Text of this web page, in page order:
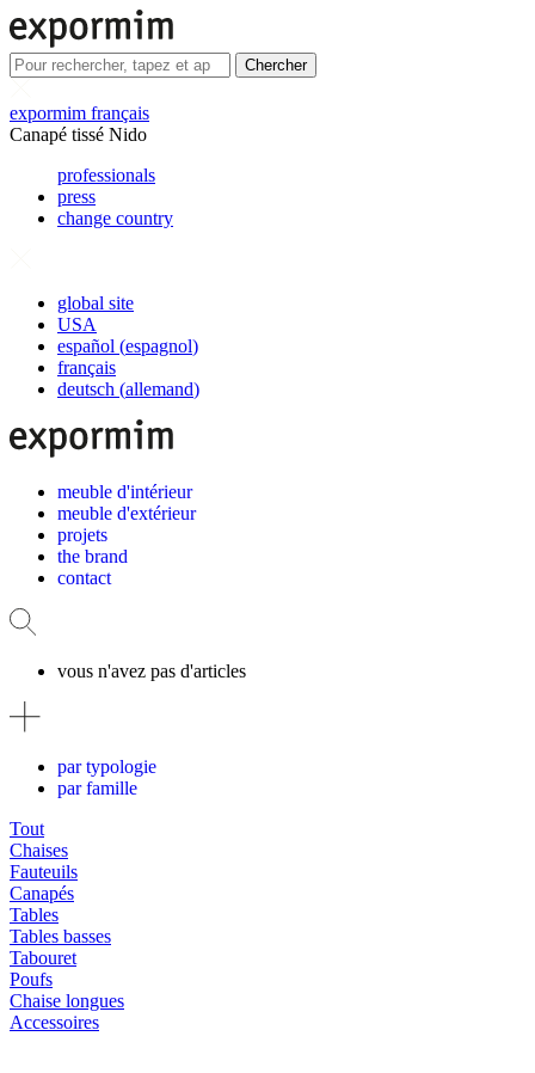
Chercher
expormim français
Canapé tissé Nido
professionals
press
change country
global site
USA
español (espagnol)
français
deutsch (allemand)
meuble d'intérieur
meuble d'extérieur
projets
the brand
contact
vous n'avez pas d'articles
par typologie
par famille
Tout
Chaises
Fauteuils
Canapés
Tables
Tables basses
Tabouret
Poufs
Chaise longues
Accessoires